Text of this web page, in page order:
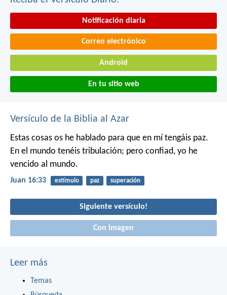
Notificación diaria
Correo electrónico
Android
En tu sitio web
Versículo de la Biblia al Azar
Estas cosas os he hablado para que en mí tengáis paz.
En el mundo tenéis tribulación; pero confiad, yo he
vencido al mundo.
Juan 16:33 estímulo paz superación
Siguiente versículo!
Con imagen
Leer más
Temas